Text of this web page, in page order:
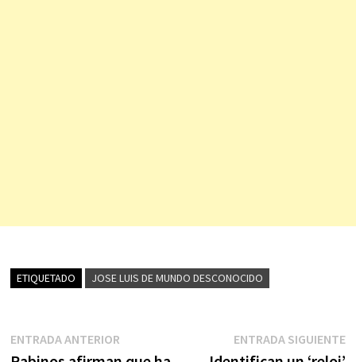
ETIQUETADO JOSE LUIS DE MUNDO DESCONOCIDO
Navegación
ENTRADA ANTERIOREntrada
ENTRADA SIGUIENTE